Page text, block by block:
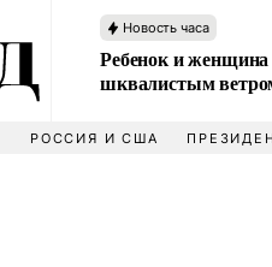
Новость часа
Ребенок и женщина
шквалистым
РОССИЯ И США